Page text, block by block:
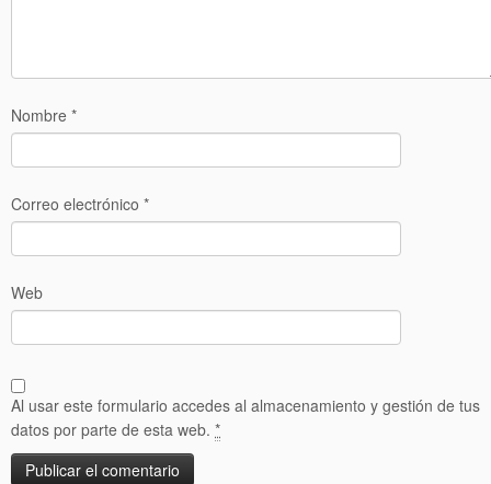
Nombre *
Correo electrónico *
Web
Al usar este formulario accedes al almacenamiento y gestión de tus
datos por parte de esta web. *